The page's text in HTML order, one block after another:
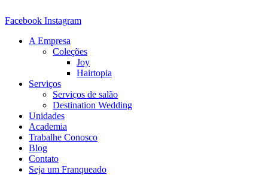
para
conteúdo
Facebook Instagram
A Empresa
Coleções
Joy
Hairtopia
Serviços
Serviços de salão
Destination Wedding
Unidades
Academia
Trabalhe Conosco
Blog
Contato
Seja um Franqueado